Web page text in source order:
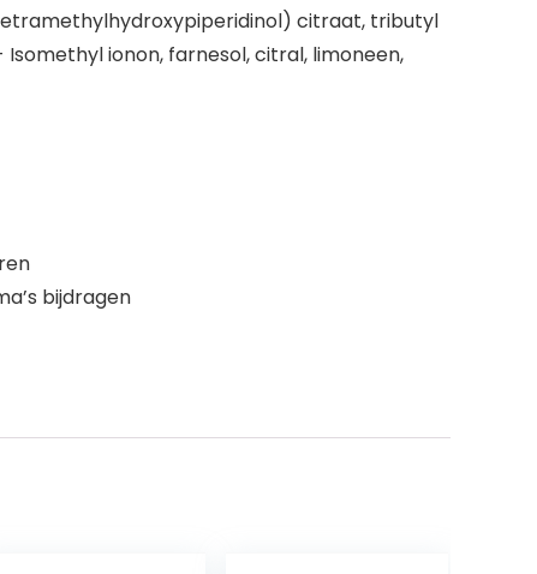
citraat, tributyl
ionon, farnesol, citral, limoneen,
bijdragen